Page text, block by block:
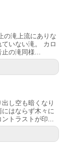
の滝上流にありな
いない滝。 カロ
の滝同様...
し空も暗くなり
はならず木々に
トラストが印...